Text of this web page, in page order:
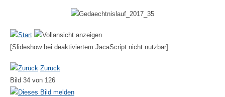
[Slideshow bei deaktiviertem JacaScript nicht nutzbar]
Zurück
Bild 34 von 126